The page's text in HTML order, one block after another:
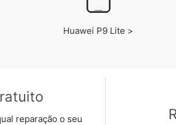
Huawei P9 Lite >
reparação o seu